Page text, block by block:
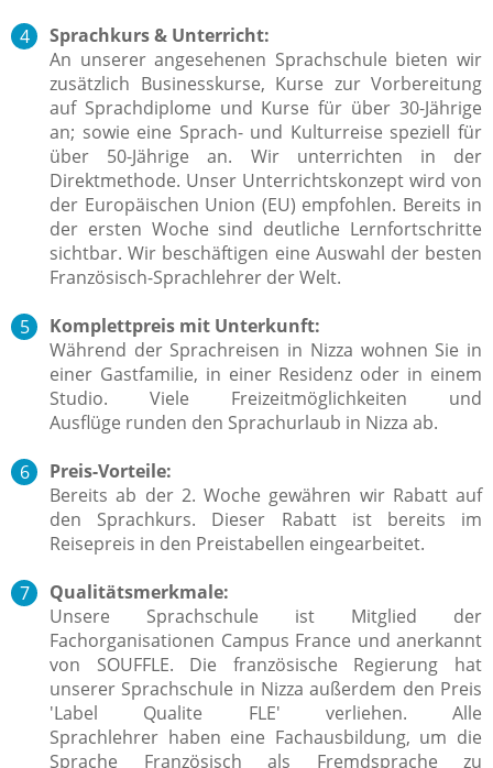
Sprachkurs & Unterricht:
An unserer angesehenen Sprachschule bieten wir
zusätzlich Businesskurse, Kurse zur Vorbereitung
auf Sprachdiplome und Kurse für über 30-Jährige
an; sowie eine Sprach- und Kulturreise speziell für
über 50-Jährige an. Wir unterrichten in der
Direktmethode. Unser Unterrichtskonzept wird von
der Europäischen Union (EU) empfohlen. Bereits in
der ersten Woche sind deutliche Lernfortschritte
sichtbar. Wir beschäftigen eine Auswahl der besten
Französisch-Sprachlehrer der Welt.
Komplettpreis mit Unterkunft:
Während der Sprachreisen in Nizza wohnen Sie in
einer Gastfamilie, in einer Residenz oder in einem
Studio. Viele Freizeitmöglichkeiten und
Ausflüge runden den Sprachurlaub in Nizza ab.
Preis-Vorteile:
Bereits ab der 2. Woche gewähren wir Rabatt auf
den Sprachkurs. Dieser Rabatt ist bereits im
Reisepreis in den Preistabellen eingearbeitet.
Qualitätsmerkmale:
Unsere Sprachschule ist Mitglied der
Fachorganisationen Campus France und anerkannt
von SOUFFLE. Die französische Regierung hat
unserer Sprachschule in Nizza außerdem den Preis
'Label Qualite FLE' verliehen. Alle
Sprachlehrer haben eine Fachausbildung, um die
Sprache Französisch als Fremdsprache zu